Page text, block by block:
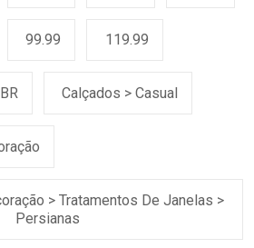
99.99 119.99
Calçados > Casual
> Tratamentos De Janelas >
Persianas